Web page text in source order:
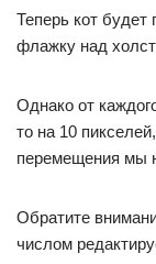
Теперь кот
флажку над
Однако от
то на 10
перемещения мы
Обратите
числом